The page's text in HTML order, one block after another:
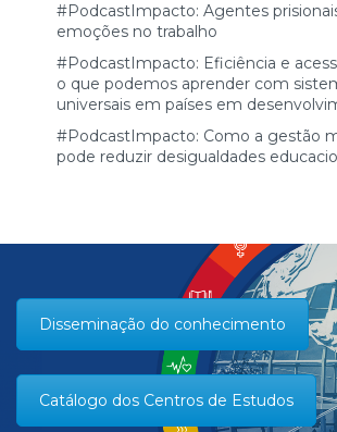
#PodcastImpacto: Agentes
emoções no trabalho
#PodcastImpacto: Eficiência e
o que podemos aprender com
universais em países em
#PodcastImpacto: Como a gestão
pode reduzir desigualdades
Disseminação do conhecimento
Catálogo dos Centros de Estudos